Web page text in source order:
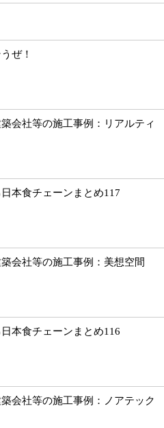
ぜ！
会社等の施工事例：リアルティ
本食チェーンまとめ117
会社等の施工事例：美想空間
本食チェーンまとめ116
会社等の施工事例：ノアテック